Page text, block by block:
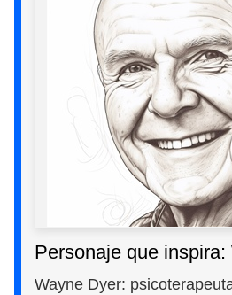
Personaje que
Wayne Dyer: